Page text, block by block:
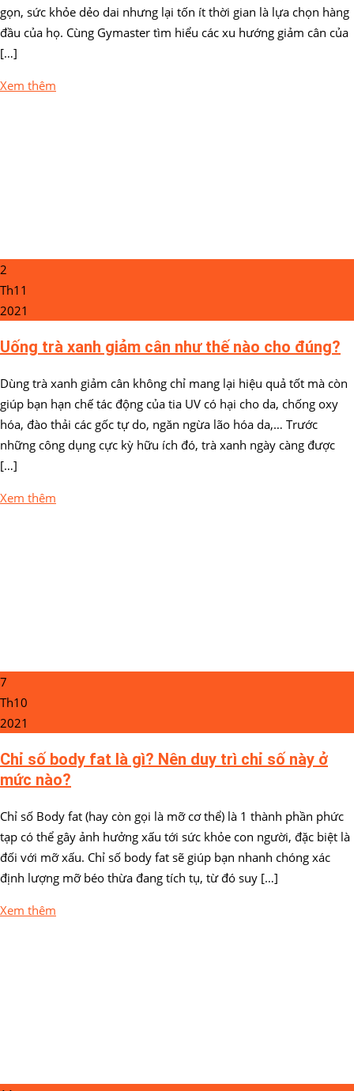
gọn, sức khỏe dẻo dai nhưng lại tốn ít thời gian là lựa chọn hàng
đầu của họ. Cùng Gymaster tìm hiểu các xu hướng giảm cân của
[…]
Xem thêm
2
Th11
2021
Uống trà xanh giảm cân như thế nào cho đúng?
Dùng trà xanh giảm cân không chỉ mang lại hiệu quả tốt mà còn
giúp bạn hạn chế tác động của tia UV có hại cho da, chống oxy
hóa, đào thải các gốc tự do, ngăn ngừa lão hóa da,… Trước
những công dụng cực kỳ hữu ích đó, trà xanh ngày càng được
[…]
Xem thêm
7
Th10
2021
Chỉ số body fat là gì? Nên duy trì chỉ số này ở
mức nào?
Chỉ số Body fat (hay còn gọi là mỡ cơ thể) là 1 thành phần phức
tạp có thể gây ảnh hưởng xấu tới sức khỏe con người, đặc biệt là
đối với mỡ xấu. Chỉ số body fat sẽ giúp bạn nhanh chóng xác
định lượng mỡ béo thừa đang tích tụ, từ đó suy […]
Xem thêm